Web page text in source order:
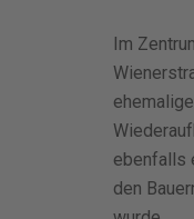
Im
ebenfalls
den